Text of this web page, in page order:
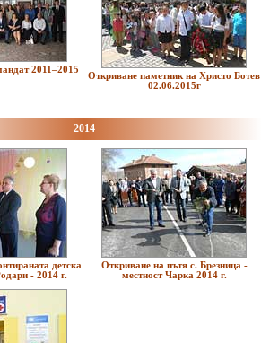
2011–2015
Откриване паметник на Христо Ботев
02.06.2015г
2014
детска
- 2014 г.
Откриване на пътя с. Брезница -
местност Чарка 2014 г.